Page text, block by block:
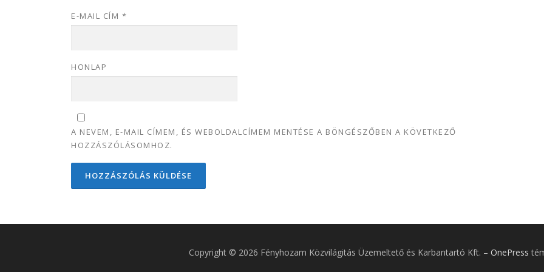
E-MAIL CÍM *
HONLAP
A NEVEM, E-MAIL CÍMEM, ÉS WEBOLDALCÍMEM MENTÉSE A BÖNGÉSZŐBEN A KÖVETKEZŐ
HOZZÁSZÓLÁSOMHOZ.
Copyright © 2026 Fényhozam Közvilágitás Üzemeltető és Karbantartó Kft. – OnePress